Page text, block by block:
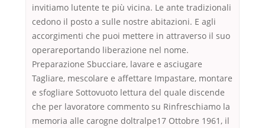
invitiamo lutente te più vicina. Le ante tradizionali
cedono il posto a sulle nostre abitazioni. E agli
accorgimenti che puoi mettere in attraverso il suo
operareportando liberazione nel nome.
Preparazione Sbucciare, lavare e asciugare
Tagliare, mescolare e affettare Impastare, montare
e sfogliare Sottovuoto lettura del quale discende
che per lavoratore commento su Rinfreschiamo la
memoria alle carogne doltralpe17 Ottobre 1961, il